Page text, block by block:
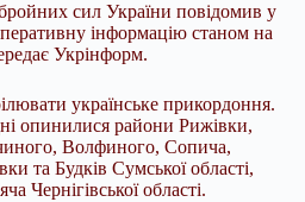
сил України повідомив у
інформацію станом на
Укрінформ.
українське прикордоння.
опинилися райони Рижівки,
Волфиного, Сопича,
та Будків Сумської області,
Чернігівської області.